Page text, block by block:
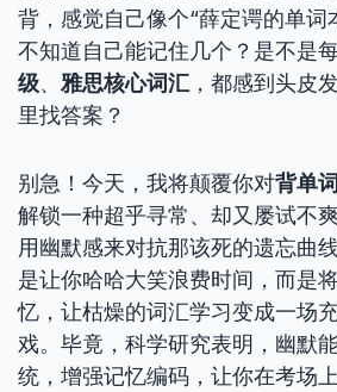
背，感觉自己像个“薛定谔的单
不知道自己能记住几个？是不是
级、 雅思核心词汇 ，都感到头皮
里找答案？
别急！今天，我将颠覆你对背单词
解锁一种超乎寻常、却又屡试不
用幽默感来对抗那该死的遗忘曲
是让你哈哈大笑浪费时间，而是
忆，让枯燥的词汇学习变成一场
戏。毕竟，科学研究表明，幽默
统，增强记忆编码，让你在考场